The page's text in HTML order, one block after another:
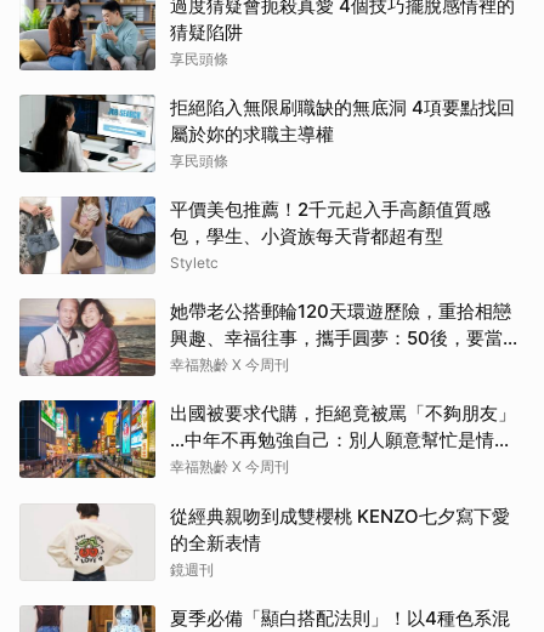
過度猜疑會扼殺真愛 4個技巧擺脫感情裡的
猜疑陷阱
享民頭條
拒絕陷入無限刷職缺的無底洞 4項要點找回
屬於妳的求職主導權
享民頭條
平價美包推薦！2千元起入手高顏值質感
包，學生、小資族每天背都超有型
Styletc
她帶老公搭郵輪120天環遊歷險，重拾相戀
興趣、幸福往事，攜手圓夢：50後，要當懂
生活演員！
幸福熟齡 X 今周刊
出國被要求代購，拒絕竟被罵「不夠朋友」
…中年不再勉強自己：別人願意幫忙是情
分，不是本分
幸福熟齡 X 今周刊
從經典親吻到成雙櫻桃 KENZO七夕寫下愛
的全新表情
鏡週刊
夏季必備「顯白搭配法則」！以4種色系混